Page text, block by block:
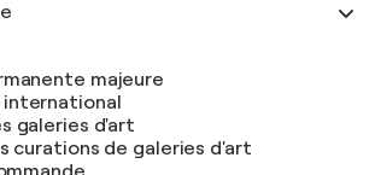
majeure
international
galeries d'art
curations de galeries d'art